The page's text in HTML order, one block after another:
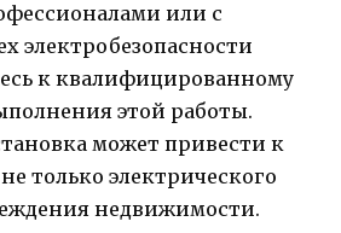
или с
электробезопасности
к квалифицированному
этой работы.
может привести к
только электрического
недвижимости.